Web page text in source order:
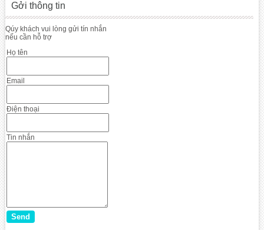
Gởi thông tin
Qúy khách vui lòng gửi tín nhắn
nếu cần hỗ trợ
Họ tên
Email
Điện thoại
Tin nhắn